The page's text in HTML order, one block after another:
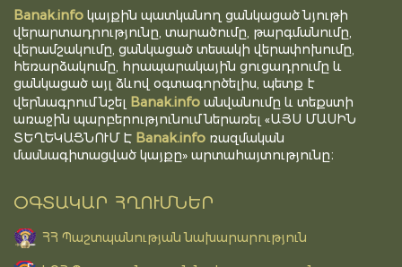
Banak.info կայքին պատկանող ցանկացած նյութի
վերարտադրությունը, տարածումը, թարգմանումը,
վերամշակումը, ցանկացած տեսակի վերափոխումը,
հեռարձակումը, հրապարակային ցուցադրումը և
ցանկացած այլ ձևով օգտագործելիս, պետք է
վերնագրում նշել Banak.info անվանումը և տեքստի
առաջին պարբերությունում ներառել «ԱՅՍ ՄԱՍԻՆ
ՏԵՂԵԿԱՑՆՈՒՄ Է Banak.info ռազմական
մասնագիտացված կայքը» արտահայտությունը։
ՕԳՏԱԿԱՐ ՀՂՈՒՄՆԵՐ
ՀՀ Պաշտպանության նախարարություն